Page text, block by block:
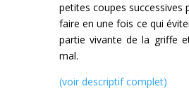
petites coupes successives
faire en une fois ce qui
partie vivante de la griffe
mal.
(voir descriptif complet)